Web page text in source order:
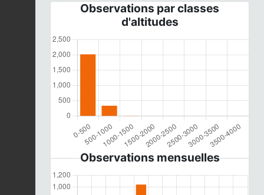
Observations par classes
d'altitudes
Observations mensuelles